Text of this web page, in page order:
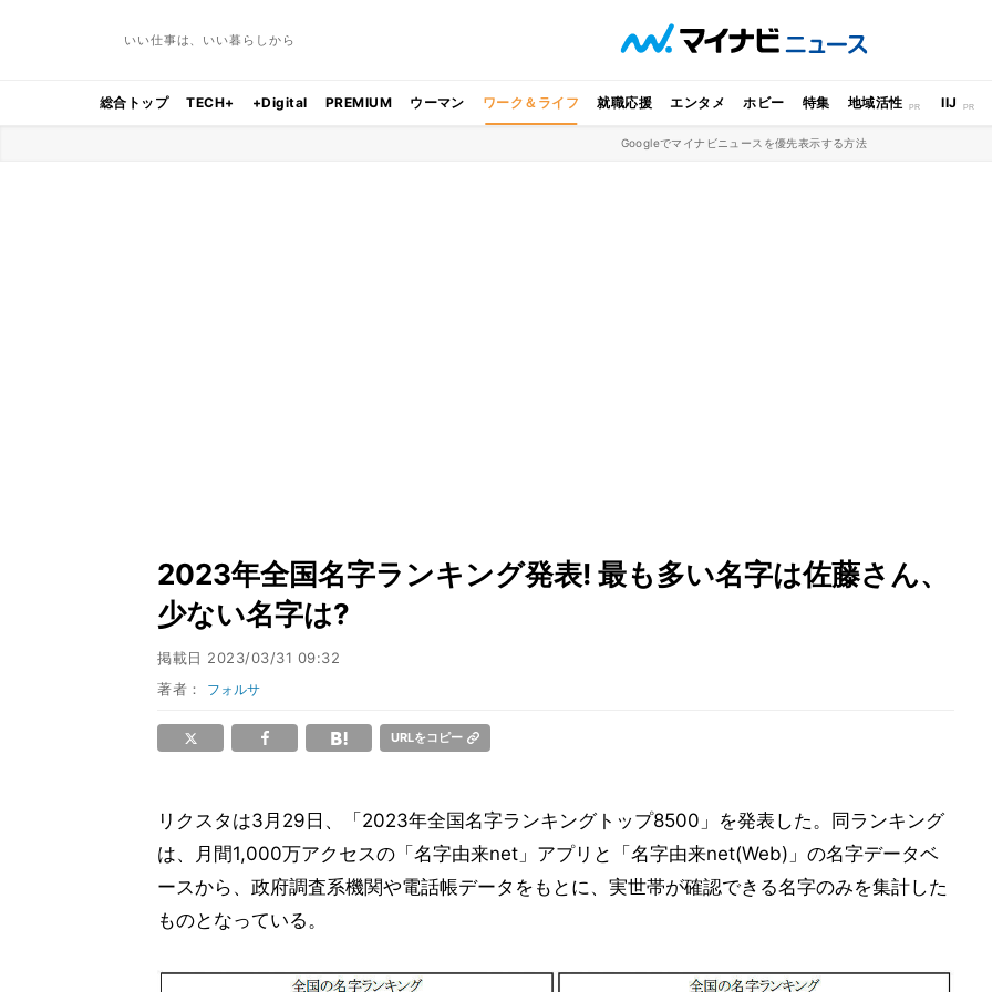
いい仕事は、いい暮らしから
総合トップ TECH+ +Digital PREMIUM ウーマン ワーク＆ライフ 就職応援 エンタメ ホビー 特集 地域活性 IIJ
Googleでマイナビニュースを優先表示する方法
2023年全国名字ランキング発表! 最も多い名字は佐藤さん、
少ない名字は?
掲載日 2023/03/31 09:32
著者： フォルサ
URLをコピー
リクスタは3月29日、「2023年全国名字ランキングトップ8500」を発表した。同ランキング
は、月間1,000万アクセスの「名字由来net」アプリと「名字由来net(Web)」の名字データベ
ースから、政府調査系機関や電話帳データをもとに、実世帯が確認できる名字のみを集計した
ものとなっている。